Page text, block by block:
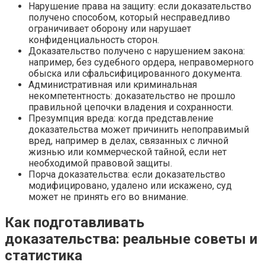
Нарушение права на защиту: если доказательство
получено способом, который несправедливо
ограничивает оборону или нарушает
конфиденциальность сторон.
Доказательство получено с нарушением закона:
например, без судебного ордера, неправомерного
обыска или сфальсифицированного документа.
Административная или криминальная
некомпетентность: доказательство не прошло
правильной цепочки владения и сохранности.
Презумпция вреда: когда представление
доказательства может причинить непоправимый
вред, например в делах, связанных с личной
жизнью или коммерческой тайной, если нет
необходимой правовой защиты.
Порча доказательства: если доказательство
модифицировано, удалено или искажено, суд
может не принять его во внимание.
Как подготавливать
доказательства: реальные советы и
статистика